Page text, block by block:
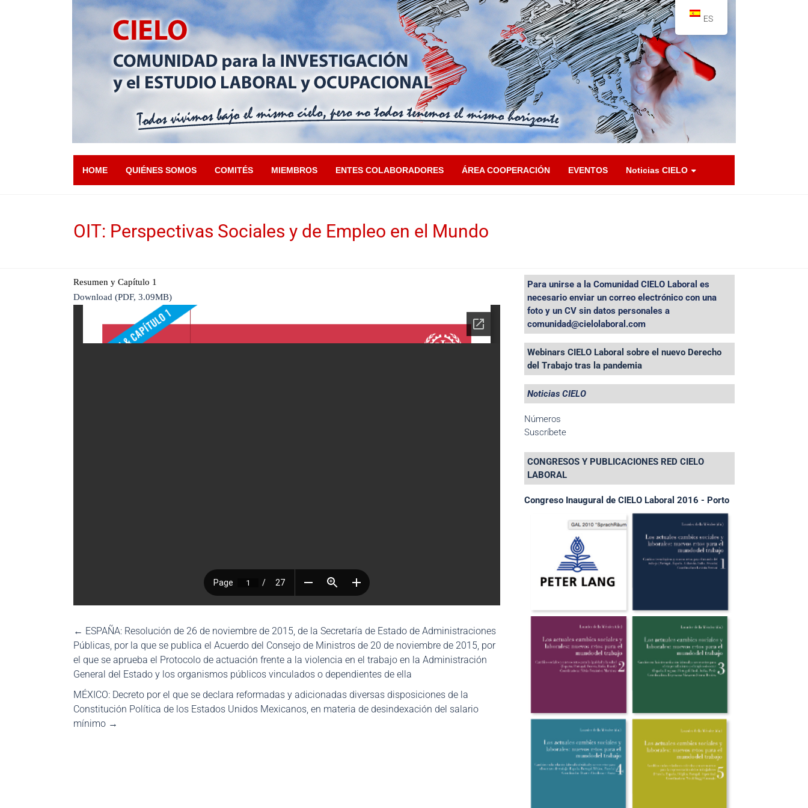
HOME QUIÉNES SOMOS COMITÉS MIEMBROS ENTES COLABORADORES ÁREA COOPERACIÓN EVENTOS Noticias CIELO
OIT: Perspectivas Sociales y de Empleo en el Mundo
Resumen y Capítulo 1
Download (PDF, 3.09MB)
← ESPAÑA: Resolución de 26 de noviembre de 2015, de la Secretaría de Estado de Administraciones
Públicas, por la que se publica el Acuerdo del Consejo de Ministros de 20 de noviembre de 2015, por
el que se aprueba el Protocolo de actuación frente a la violencia en el trabajo en la Administración
General del Estado y los organismos públicos vinculados o dependientes de ella
MÉXICO: Decreto por el que se declara reformadas y adicionadas diversas disposiciones de la
Constitución Política de los Estados Unidos Mexicanos, en materia de desindexación del salario
mínimo →
Para unirse a la Comunidad CIELO Laboral es
necesario enviar un correo electrónico con una
foto y un CV sin datos personales a
comunidad@cielolaboral.com
Webinars CIELO Laboral sobre el nuevo Derecho
del Trabajo tras la pandemia
Noticias CIELO
Números
Suscríbete
CONGRESOS Y PUBLICACIONES RED CIELO
LABORAL
Congreso Inaugural de CIELO Laboral 2016 - Porto
ES